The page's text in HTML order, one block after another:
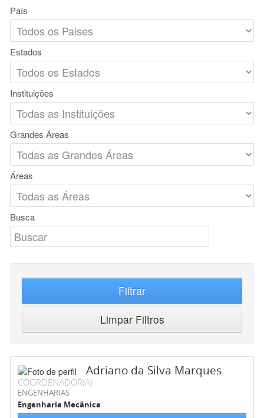
País
Estados
Instituições
Grandes Áreas
Áreas
Busca
Filtrar
Limpar Filtros
Adriano da Silva Marques
COORDENADOR(A)
ENGENHARIAS
Engenharia Mecânica